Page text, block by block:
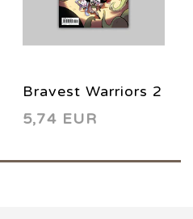
Bravest Warriors 2
2012
5,74 EUR